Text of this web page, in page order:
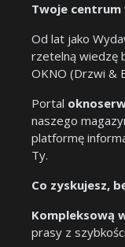
Twoje
Od lat jako
rzetelną wiedzę
OKNO (Drzwi &
Portal
naszego
platformę
Ty.
Co zyskujesz,
Kompleksową
prasy z